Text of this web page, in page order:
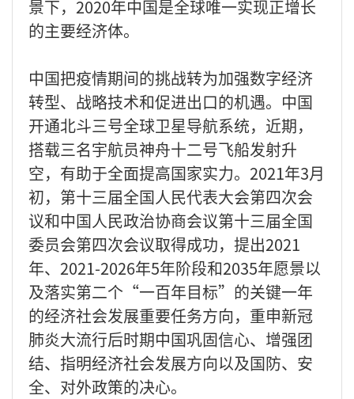
景下，2020年中国是全球唯一实现正增长
的主要经济体。
中国把疫情期间的挑战转为加强数字经济
转型、战略技术和促进出口的机遇。中国
开通北斗三号全球卫星导航系统，近期，
搭载三名宇航员神舟十二号飞船发射升
空，有助于全面提高国家实力。2021年3月
初，第十三届全国人民代表大会第四次会
议和中国人民政治协商会议第十三届全国
委员会第四次会议取得成功，提出2021
年、2021-2026年5年阶段和2035年愿景以
及落实第二个“一百年目标”的关键一年
的经济社会发展重要任务方向，重申新冠
肺炎大流行后时期中国巩固信心、增强团
结、指明经济社会发展方向以及国防、安
全、对外政策的决心。